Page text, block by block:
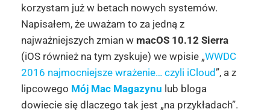
korzystam już w betach nowych systemów.
Napisałem, że uważam to za jedną z
najważniejszych zmian w macOS 10.12 Sierra
(iOS również na tym zyskuje) we wpisie „WWDC
2016 najmocniejsze wrażenie… czyli iCloud”, a z
lipcowego Mój Mac Magazynu lub bloga
dowiecie się dlaczego tak jest „na przykładach”.